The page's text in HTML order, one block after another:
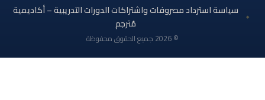
سياسة استرداد مصروفات واشتراكات الدورات التدريبية – أكاديمية
مُترجم
© 2026 جميع الحقوق محفوظة